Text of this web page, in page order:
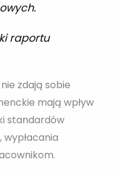
raportu
zdają sobie
mają wpływ
standardów